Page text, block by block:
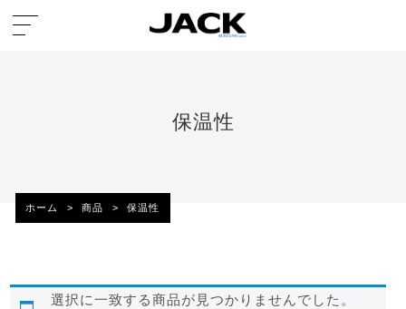
保温性
ホーム > 商品 > 保温性
選択に一致する商品が見つかりませんでした。